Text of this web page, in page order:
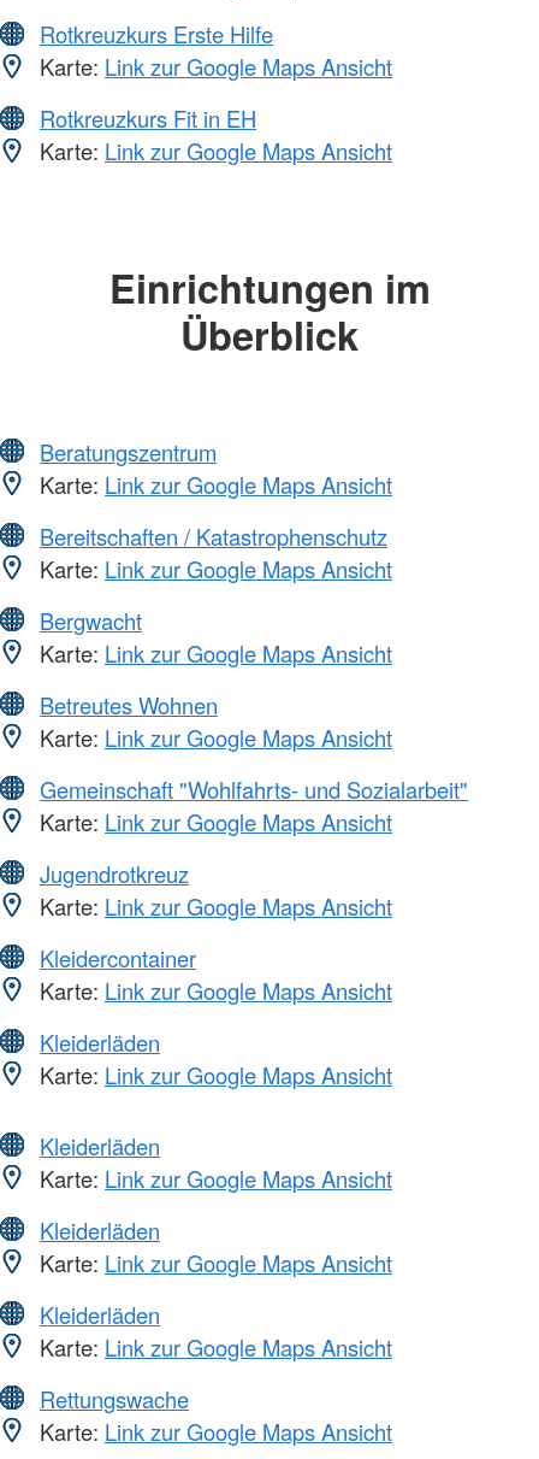
Rotkreuzkurs Erste Hilfe
Karte: Link zur Google Maps Ansicht
Rotkreuzkurs Fit in EH
Karte: Link zur Google Maps Ansicht
Einrichtungen im
Überblick
Beratungszentrum
Karte: Link zur Google Maps Ansicht
Bereitschaften / Katastrophenschutz
Karte: Link zur Google Maps Ansicht
Bergwacht
Karte: Link zur Google Maps Ansicht
Betreutes Wohnen
Karte: Link zur Google Maps Ansicht
Gemeinschaft "Wohlfahrts- und Sozialarbeit"
Karte: Link zur Google Maps Ansicht
Jugendrotkreuz
Karte: Link zur Google Maps Ansicht
Kleidercontainer
Karte: Link zur Google Maps Ansicht
Kleiderläden
Karte: Link zur Google Maps Ansicht
Kleiderläden
Karte: Link zur Google Maps Ansicht
Kleiderläden
Karte: Link zur Google Maps Ansicht
Kleiderläden
Karte: Link zur Google Maps Ansicht
Rettungswache
Karte: Link zur Google Maps Ansicht